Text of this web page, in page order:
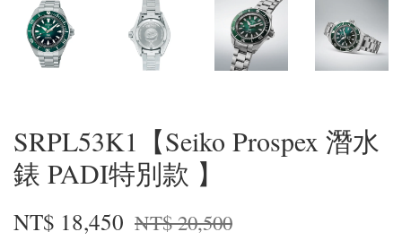
SRPL53K1【Seiko Prospex 潛水
錶 PADI特別款 】
NT$ 18,450 NT$ 20,500